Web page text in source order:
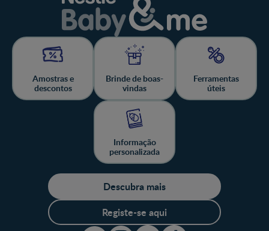
Amostras e
descontos
Brinde de boas-
vindas
Ferramentas
úteis
Informação
personalizada
Descubra mais
Registe-se aqui